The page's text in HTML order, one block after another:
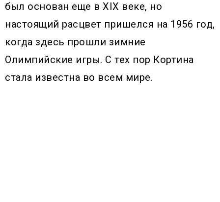
был основан еще в XIX веке, но
настоящий расцвет пришелся на 1956 год,
когда здесь прошли зимние
Олимпийские игры. С тех пор Кортина
стала известна во всем мире.